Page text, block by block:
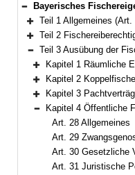
Bereich reduzieren
Bayerisches Fischereigesetz (BayFiG) in der Fassung der
Bereich erweitern
Teil 1 Allgemeines (Art.
Bereich erweitern
Teil 2
Bereich reduzieren
Teil 3 Ausübung der
Bereich erweitern
Kapitel 1 Räumliche
Bereich erweitern
Kapitel 2
Bereich erweitern
Kapitel 3
Bereich reduzieren
Kapitel 4 Öffentliche
Art. 28 Allgemeines
Art. 29
Art. 30 Gesetzliche
Art. 31 Juristische